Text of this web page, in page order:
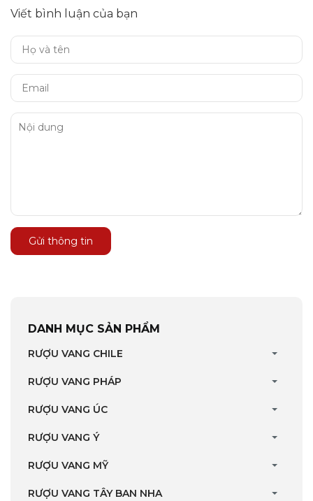
Viết bình luận của bạn
Gửi thông tin
DANH MỤC SẢN PHẨM
RƯỢU VANG CHILE
RƯỢU VANG PHÁP
RƯỢU VANG ÚC
RƯỢU VANG Ý
RƯỢU VANG MỸ
RƯỢU VANG TÂY BAN NHA